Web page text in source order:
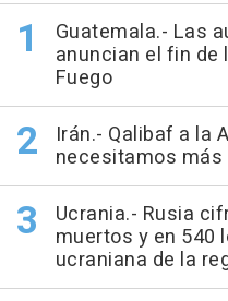
Guatemala.- Las
anuncian el fin de
Fuego
Irán.- Qalibaf a la
necesitamos
Ucrania.- Rusia
muertos y en 540
ucraniana de la